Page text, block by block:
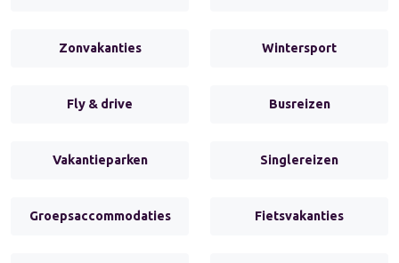
Zonvakanties Wintersport
Fly & drive Busreizen
Vakantieparken Singlereizen
Groepsaccommodaties Fietsvakanties